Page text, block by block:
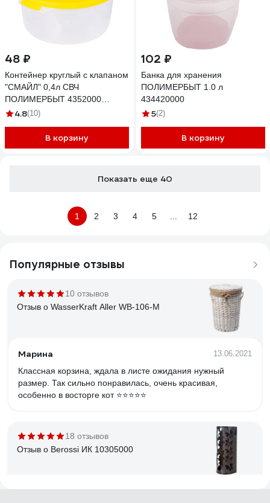
48 ₽
Контейнер круглый с клапаном
"СМАЙЛ" 0,4л СВЧ
ПОЛИМЕРБЫТ 4352000
435200000
4.8(10)
В корзину
102 ₽
Банка для хранения
ПОЛИМЕРБЫТ 1.0 л
434420000
5(2)
В корзину
Показать еще 40
1 2 3 4 5 12
Популярные отзывы
10 отзывов
Отзыв о WasserKraft Aller WB-106-M
Марина 13.06.2021
Классная корзина, ждала в листе ожидания нужный
размер. Так сильно понравилась, очень красивая,
особенно в восторге кот ⭐️⭐️⭐️⭐️⭐️
18 отзывов
Отзыв о Berossi ИК 10305000